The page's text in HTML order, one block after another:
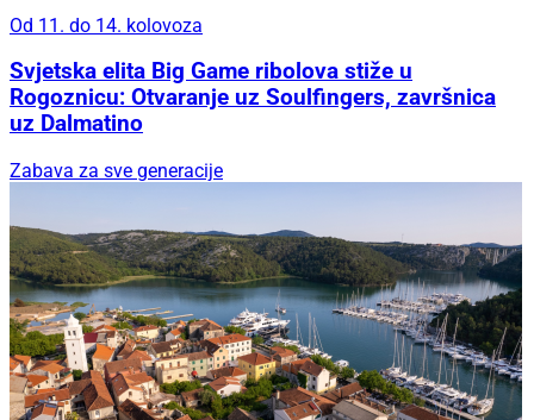
Od 11. do 14. kolovoza
Svjetska elita Big Game ribolova stiže u
Rogoznicu: Otvaranje uz Soulfingers, završnica
uz Dalmatino
Zabava za sve generacije